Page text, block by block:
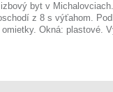
byt v
z 8 s výťahom.
omietky. Okná: plastové.